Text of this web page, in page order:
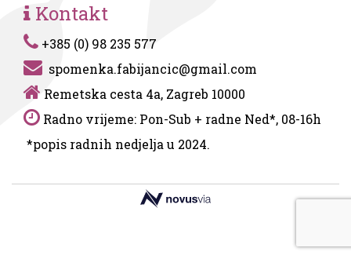
Kontakt
+385 (0) 98 235 577
spomenka.fabijancic@gmail.com
Remetska cesta 4a, Zagreb 10000
Radno vrijeme: Pon-Sub + radne Ned*, 08-16h
*popis radnih nedjelja u 2024.